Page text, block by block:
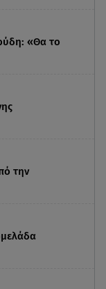
«Θα το
την